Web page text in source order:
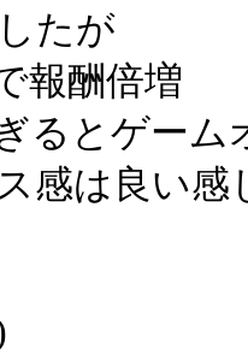
たが
報酬倍増
るとゲー
感は良い